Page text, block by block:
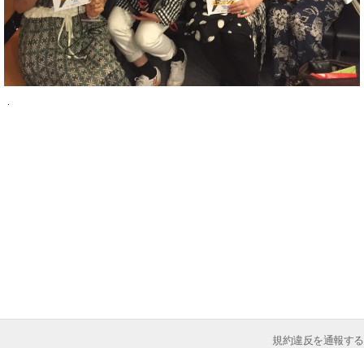
規約違反を通報する